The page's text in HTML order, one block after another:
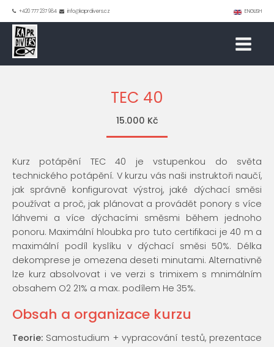
+420 777 237 984 info@kaprdivers.cz ENGLISH
TEC 40
15.000 Kč
Kurz potápění TEC 40 je vstupenkou do světa
technického potápění. V kurzu vás naši instruktoři naučí,
jak správně konfigurovat výstroj, jaké dýchací směsi
používat a proč, jak plánovat a provádět ponory s více
láhvemi a více dýchacími směsmi během jednoho
ponoru. Maximální hloubka pro tuto certifikaci je 40 m a
maximální podíl kyslíku v dýchací směsi 50%. Délka
dekomprese je omezena deseti minutami. Alternativně
lze kurz absolvovat i ve verzi s trimixem s mnimálním
obsahem O2 21% a max. podílem He 35%.
Obsah a organizace kurzu
Teorie: Samostudium + vypracování testů, prezentace